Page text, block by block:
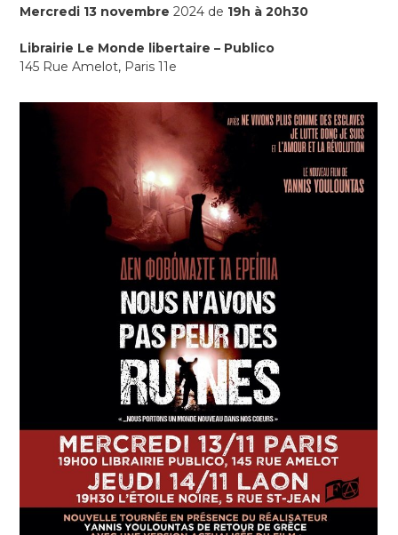
Mercredi 13 novembre 2024 de 19h à 20h30
Librairie Le Monde libertaire – Publico
145 Rue Amelot, Paris 11e